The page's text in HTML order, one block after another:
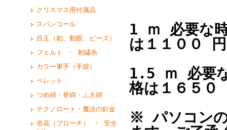
クリスマス用付属品
スパンコール
目玉（釦、動眼、ビーズ）
フェルト ・ 刺繍糸
カラー軍手（手袋）
ペレット
つめ綿・巻綿・ふき綿
テクノロート・魔法の針金
造花（ブローチ） ・ 安全
1 ｍ 必要な
は１１００
1.5 ｍ 必要
格は１６５０
※ パソコンの